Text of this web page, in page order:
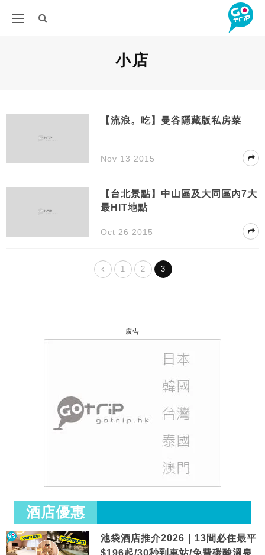
小店
【流浪。吃】曼谷隱藏版私房菜
Nov 13 2015
【台北景點】中山區及大同區內7大
最HIT地點
Oct 26 2015
1 2 3
廣告
酒店優惠
池袋酒店推介2026｜13間必住最平
$196起/30秒到車站/免費碳酸溫泉